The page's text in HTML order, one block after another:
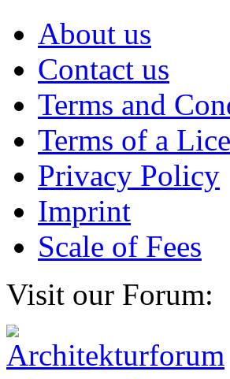
About us
Contact us
Terms and
Terms of a
Privacy Policy
Imprint
Scale of Fees
Visit our Forum: